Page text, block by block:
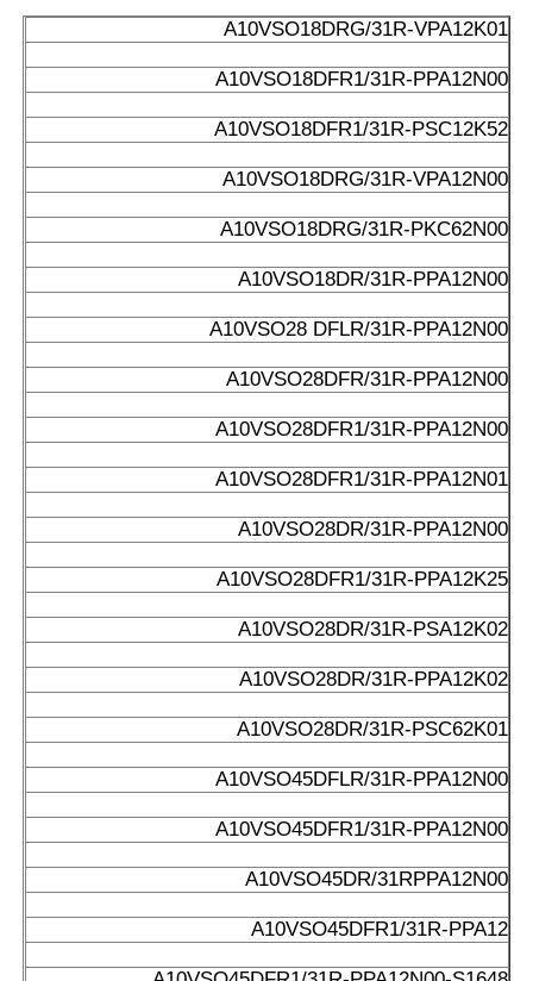
A4VS0500HSK/30L-PPH13N0010SET،
E-A4VS040DR/10R-PPB13NOO،
A4VS0125DR30R-PPB13N00 ،
A4VS0250DRG/30R-PPB13N00،
E-A4VS0180DR/30R-PPB13N00،
A4VS0500HSK/30L-PPH13N0010SET،
A4VS0500HSK/30R-PPH13N0010SET،
A4VS0125DR30R-PPB13N00،
A4VS0500HSK/30R-PPH13N0010SET،
A4VS0500HSK/30L-PPH13N0010SET،
A4VS0500HSK/30R-PPH13N0010SET،
E-A4VS0180DR/30R-PPB13N00،
A4VSO180DR/-30R-PPB13N00
A4VS0250DRG/30R-PPB13N00
E-A4VS0180DR/30R-PPB13N00،
A4VS0250DRG/30R-PPB13N00،
E-A4VS0180DR/30R-PPB13N00،
A10VSO18DRG/31R-VPA12K01
A10VSO18DFR1/31R-PPA12N00
A10VSO18DFR1/31R-PSC12K52
A10VSO18DRG/31R-VPA12N00
A10VSO18DRG/31R-PKC62N00
A10VSO18DR/31R-PPA12N00
A10VSO28 DFLR/31R-PPA12N00
A10VSO28DFR/31R-PPA12N00
A10VSO28DFR1/31R-PPA12N00
A10VSO28DFR1/31R-PPA12N01
A10VSO28DR/31R-PPA12N00
A10VSO28DFR1/31R-PPA12K25
A10VSO28DR/31R-PSA12K02
A10VSO28DR/31R-PPA12K02
A10VSO28DR/31R-PSC62K01
A10VSO45DFLR/31R-PPA12N00
A10VSO45DFR1/31R-PPA12N00
A10VSO45DR/31RPPA12N00
A10VSO45DFR1/31R-PPA12